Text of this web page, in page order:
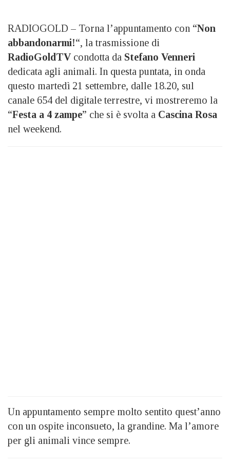
RADIOGOLD – Torna l’appuntamento con “Non
abbandonarmi!“, la trasmissione di
RadioGoldTVcondotta da Stefano Venneri
dedicata agli animali. In questa puntata, in onda
questo martedì 21 settembre, dalle 18.20, sul
canale 654 del digitale terrestre, vi mostreremo la
“Festa a 4 zampe” che si è svolta a Cascina Rosa
nel weekend.
Un appuntamento sempre molto sentito quest’anno
con un ospite inconsueto, la grandine. Ma l’amore
per gli animali vince sempre.